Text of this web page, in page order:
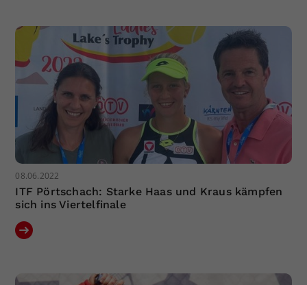
08.06.2022
ITF Pörtschach: Starke Haas und Kraus kämpfen
sich ins Viertelfinale
Zweck
Einstellungen. Unter anderem eine
zufällig generierte ID, für die
historische Speicherung Ihrer
vorgenommen Einstellungen, falls der
Webseiten-Betreiber dies eingestellt
hat.